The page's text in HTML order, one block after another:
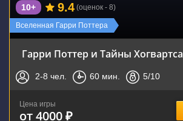
Вселенная Гарри Поттера
10+ 9.4 (оценок - 8)
Гарри Поттер и Тайны Хогвартса
2-8 чел. 60 мин. 5/10
Цена игры
от 4000 ₽